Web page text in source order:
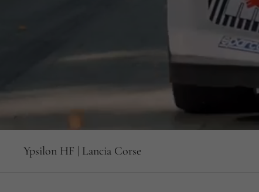
Ypsilon HF | Lancia Corse